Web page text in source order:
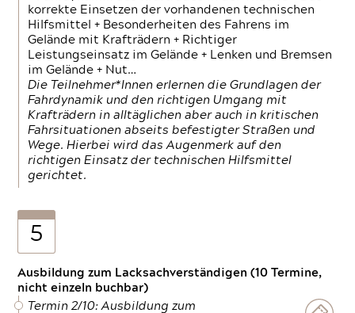
korrekte Einsetzen der vorhandenen technischen
Hilfsmittel + Besonderheiten des Fahrens im
Gelände mit Krafträdern + Richtiger
Leistungseinsatz im Gelände + Lenken und Bremsen
im Gelände + Nut…
Die Teilnehmer*Innen erlernen die Grundlagen der
Fahrdynamik und den richtigen Umgang mit
Krafträdern in alltäglichen aber auch in kritischen
Fahrsituationen abseits befestigter Straßen und
Wege. Hierbei wird das Augenmerk auf den
richtigen Einsatz der technischen Hilfsmittel
gerichtet.
5
Ausbildung zum Lacksachverständigen (10 Termine,
nicht einzeln buchbar)
Termin 2/10: Ausbildung zum